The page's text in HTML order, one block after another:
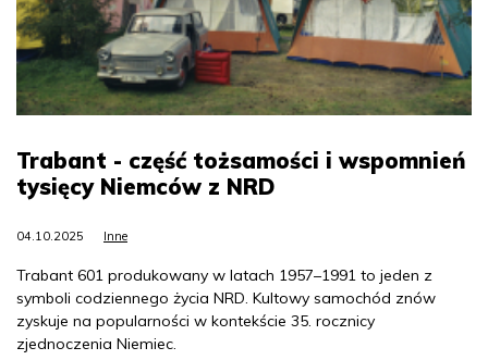
Trabant - część tożsamości i wspomnień
tysięcy Niemców z NRD
04.10.2025 Inne
Trabant 601 produkowany w latach 1957–1991 to jeden z
symboli codziennego życia NRD. Kultowy samochód znów
zyskuje na popularności w kontekście 35. rocznicy
zjednoczenia Niemiec.